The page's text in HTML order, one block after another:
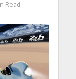
Read